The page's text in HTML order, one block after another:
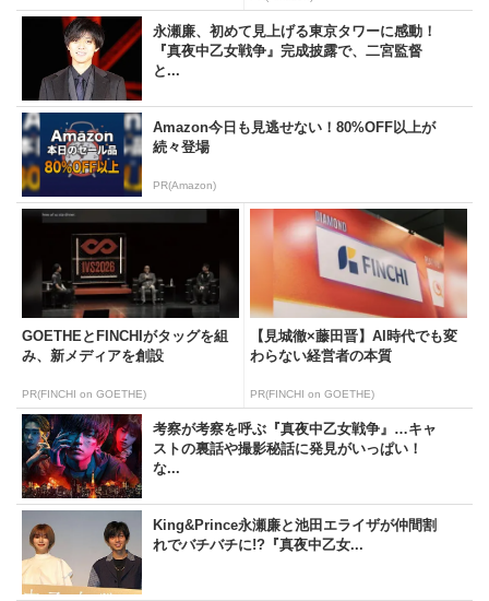
永瀬廉、初めて見上げる東京タワーに感動！
『真夜中乙女戦争』完成披露で、二宮監督
と...
Amazon今日も見逃せない！80%OFF以上が
続々登場
PR(Amazon)
GOETHEとFINCHIがタッグを組
み、新メディアを創設
PR(FINCHI on GOETHE)
【見城徹×藤田晋】AI時代でも変
わらない経営者の本質
PR(FINCHI on GOETHE)
考察が考察を呼ぶ『真夜中乙女戦争』…キャ
ストの裏話や撮影秘話に発見がいっぱい！
な...
King&Prince永瀬廉と池田エライザが仲間割
れでバチバチに!?『真夜中乙女...